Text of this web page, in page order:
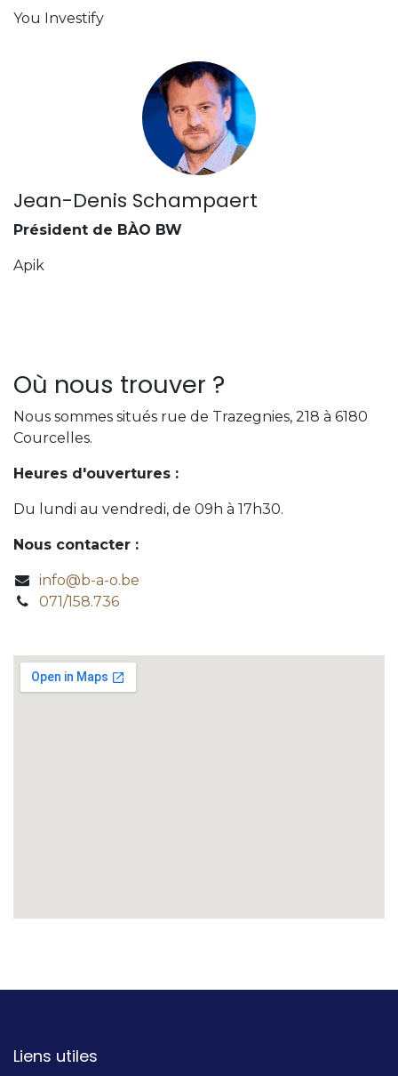
You Investify
Jean-Denis Schampaert
Président de BÀO BW
Apik
Où nous trouver ?
Nous sommes situés rue de Trazegnies, 218 à 6180
Courcelles.
Heures d'ouvertures :
Du lundi au vendredi, de 09h à 17h30.
Nous contacter :
info@b-a-o.be
071/158.736
Liens utiles